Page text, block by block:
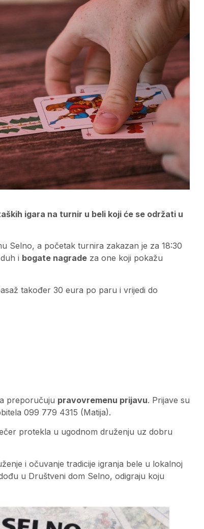
igara na turnir u beli koji će se održati u
Selno, a početak turnira zakazan je za 18:30
i bogate nagrade za one koji pokažu
također 30 eura po paru i vrijedi do
preporučuju pravovremenu prijavu. Prijave su
099 779 4315 (Matija).
protekla u ugodnom druženju uz dobru
i očuvanje tradicije igranja bele u lokalnoj
u Društveni dom Selno, odigraju koju